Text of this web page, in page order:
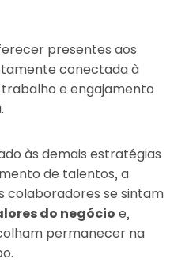
presentes aos
conectada à
e engajamento
às demais estratégias
de talentos, a
colaboradores se sintam
do negócio e,
permanecer na